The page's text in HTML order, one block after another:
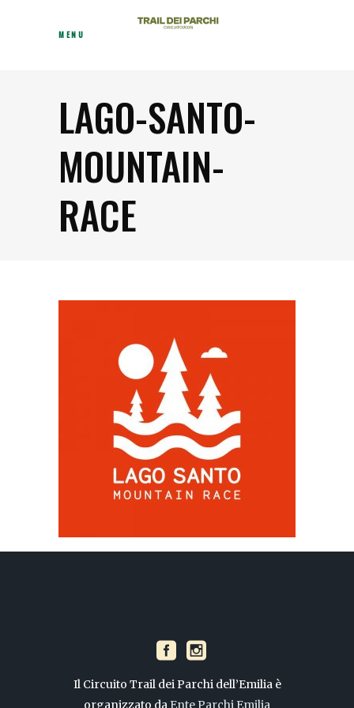
MENU
LAGO-SANTO-
MOUNTAIN-
RACE
Il Circuito Trail dei Parchi dell’Emilia è
organizzato da Ente Parchi Emilia